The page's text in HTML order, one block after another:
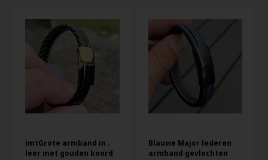
imtGrote armband in .
leer met gouden koord
Blauwe Major lederen
armband gevlochten